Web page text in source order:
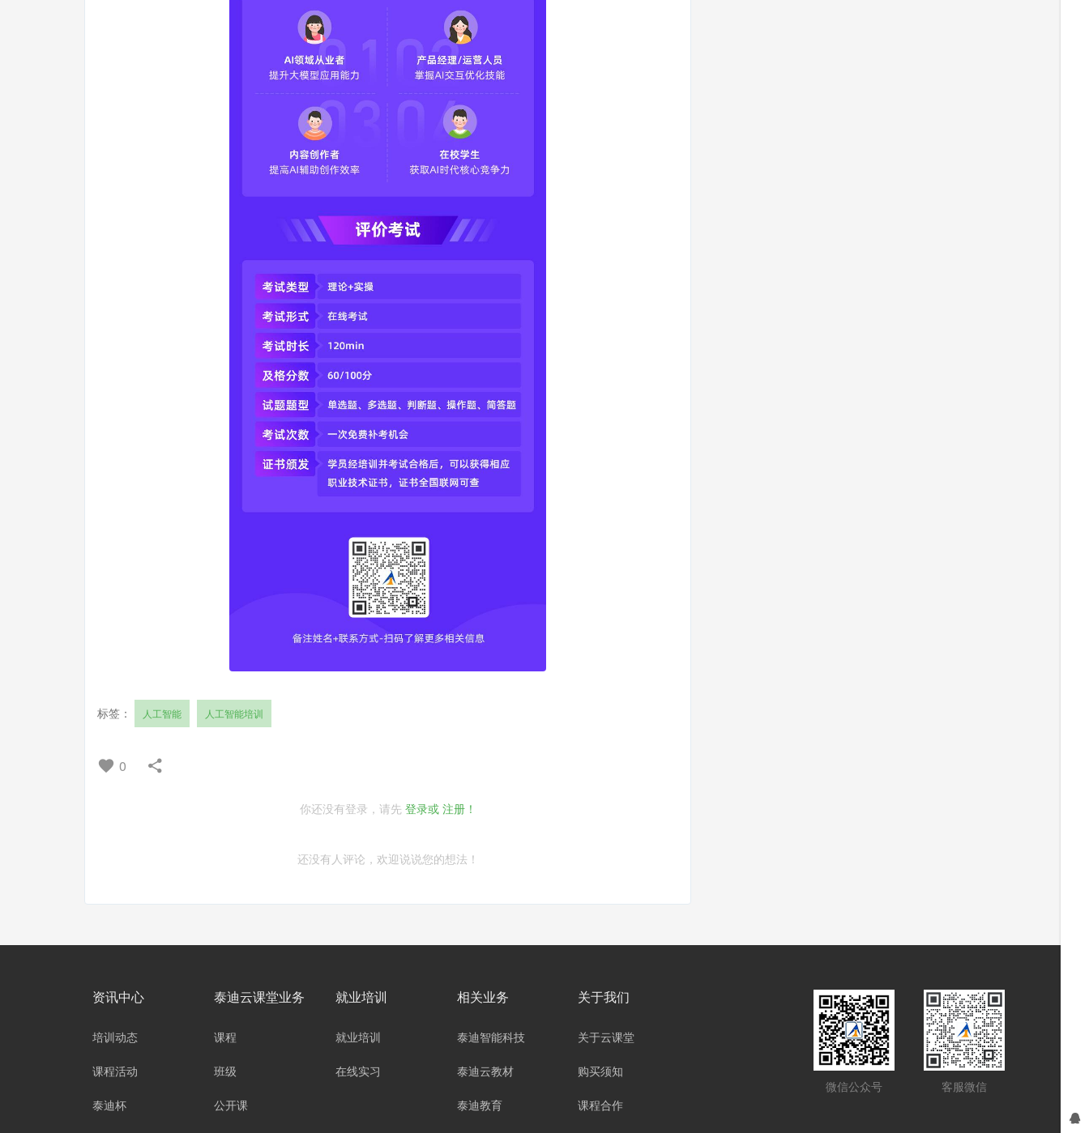
标签： 人工智能 人工智能培训
0
你还没有登录，请先 登录或 注册！
还没有人评论，欢迎说说您的想法！
资讯中心
培训动态
课程活动
泰迪杯
泰迪云课堂业务
课程
班级
公开课
就业培训
就业培训
在线实习
相关业务
泰迪智能科技
泰迪云教材
泰迪教育
关于我们
关于云课堂
购买须知
课程合作
微信公众号 客服微信